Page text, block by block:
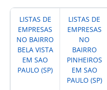
LISTAS DE
EMPRESAS
NO BAIRRO
BELA VISTA
EM SAO
PAULO (SP)
LISTAS DE
EMPRESAS
NO
BAIRRO
PINHEIROS
EM SAO
PAULO (SP)